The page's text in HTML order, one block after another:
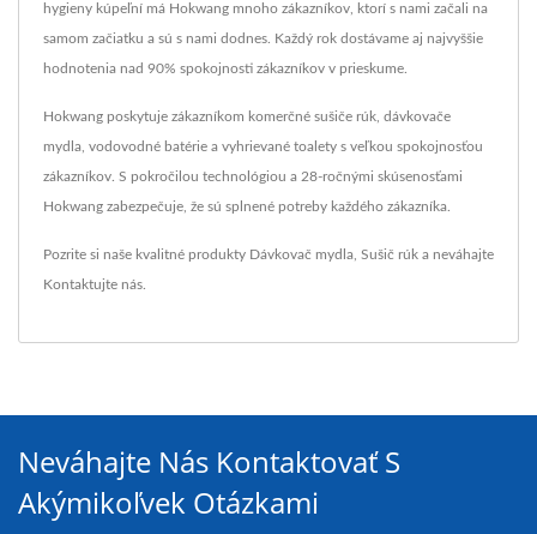
hygieny kúpeľní má Hokwang mnoho zákazníkov, ktorí s nami začali na
samom začiatku a sú s nami dodnes. Každý rok dostávame aj najvyššie
hodnotenia nad 90% spokojnosti zákazníkov v prieskume.
Hokwang poskytuje zákazníkom komerčné sušiče rúk, dávkovače
mydla, vodovodné batérie a vyhrievané toalety s veľkou spokojnosťou
zákazníkov. S pokročilou technológiou a 28-ročnými skúsenosťami
Hokwang zabezpečuje, že sú splnené potreby každého zákazníka.
Pozrite si naše kvalitné produkty Dávkovač mydla Sušič rúk a neváhajte
Kontaktujte nás
Neváhajte Nás Kontaktovať S
Akýmikoľvek Otázkami